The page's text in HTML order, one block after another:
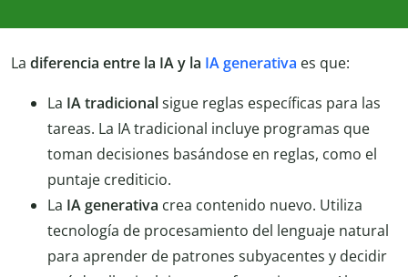
La diferencia entre la IA y la IA generativa es que:
La IA tradicionalsigue reglas específicas para las
tareas. La IA tradicional incluye programas que
toman decisiones basándose en reglas, como el
puntaje crediticio.
La IA generativa crea contenido nuevo. Utiliza
tecnología de procesamiento del lenguaje natural
para aprender de patrones subyacentes y decidir